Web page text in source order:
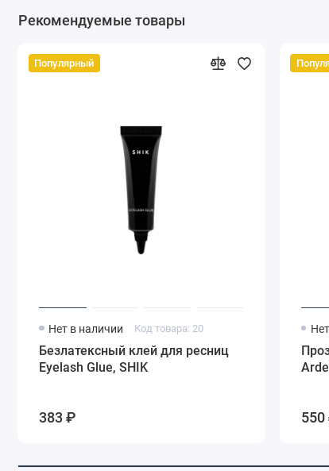
Рекомендуемые товары
Популярный
Нет в наличии Код товара: 20
Безлатексный клей для ресниц
Eyelash Glue, SHIK
383 ₽ 550